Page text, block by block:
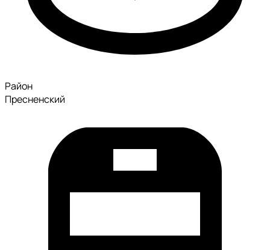
Район
Пресненский